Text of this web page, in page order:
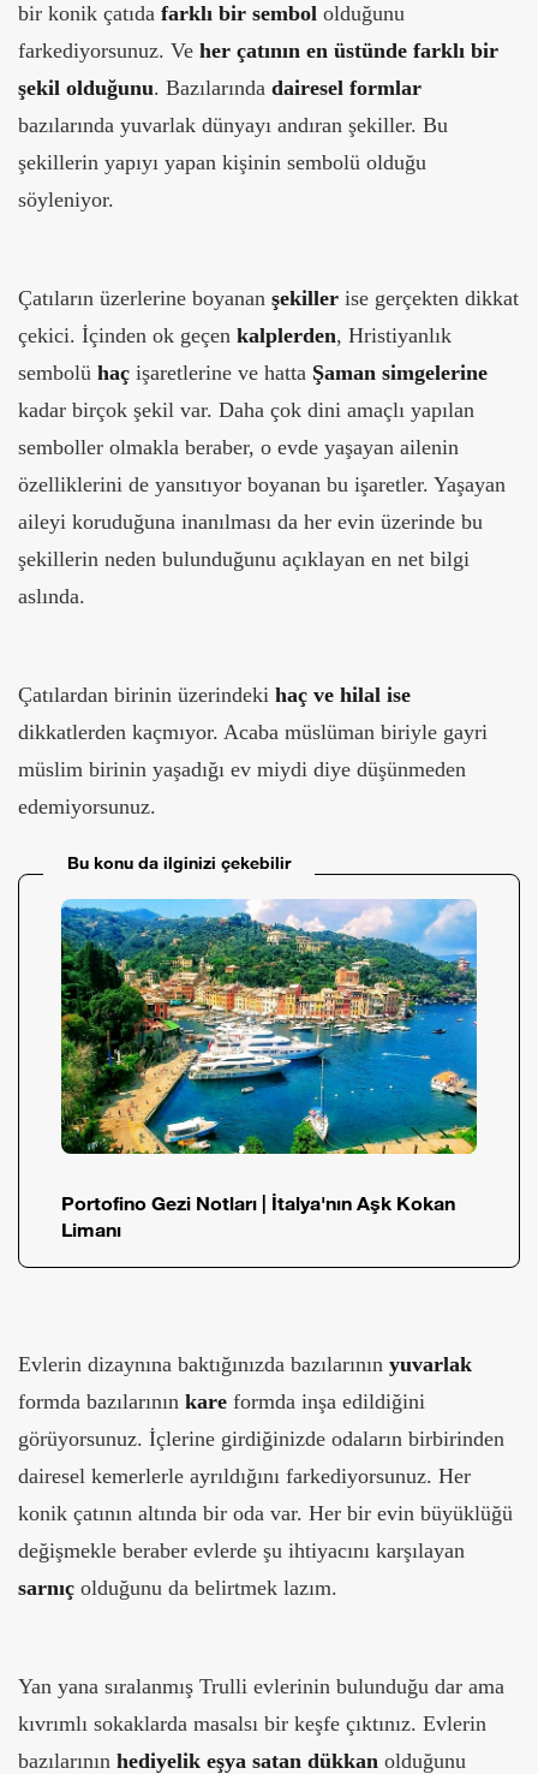
bir konik çatıda farklı bir sembol olduğunu
farkediyorsunuz. Ve her çatının en üstünde farklı bir
şekil olduğunu. Bazılarında dairesel formlar
bazılarında yuvarlak dünyayı andıran şekiller. Bu
şekillerin yapıyı yapan kişinin sembolü olduğu
söyleniyor.
Çatıların üzerlerine boyanan şekiller ise gerçekten dikkat
çekici. İçinden ok geçen kalplerden, Hristiyanlık
sembolü haç işaretlerine ve hatta Şaman simgelerine
kadar birçok şekil var. Daha çok dini amaçlı yapılan
semboller olmakla beraber, o evde yaşayan ailenin
özelliklerini de yansıtıyor boyanan bu işaretler. Yaşayan
aileyi koruduğuna inanılması da her evin üzerinde bu
şekillerin neden bulunduğunu açıklayan en net bilgi
aslında.
Çatılardan birinin üzerindeki haç ve hilal ise
dikkatlerden kaçmıyor. Acaba müslüman biriyle gayri
müslim birinin yaşadığı ev miydi diye düşünmeden
edemiyorsunuz.
Bu konu da ilginizi çekebilir
Portofino Gezi Notları | İtalya'nın Aşk Kokan
Limanı
Evlerin dizaynına baktığınızda bazılarının yuvarlak
formda bazılarının kare formda inşa edildiğini
görüyorsunuz. İçlerine girdiğinizde odaların birbirinden
dairesel kemerlerle ayrıldığını farkediyorsunuz. Her
konik çatının altında bir oda var. Her bir evin büyüklüğü
değişmekle beraber evlerde şu ihtiyacını karşılayan
sarnıç olduğunu da belirtmek lazım.
Yan yana sıralanmış Trulli evlerinin bulunduğu dar ama
kıvrımlı sokaklarda masalsı bir keşfe çıktınız. Evlerin
bazılarının hediyelik eşya satan dükkan olduğunu